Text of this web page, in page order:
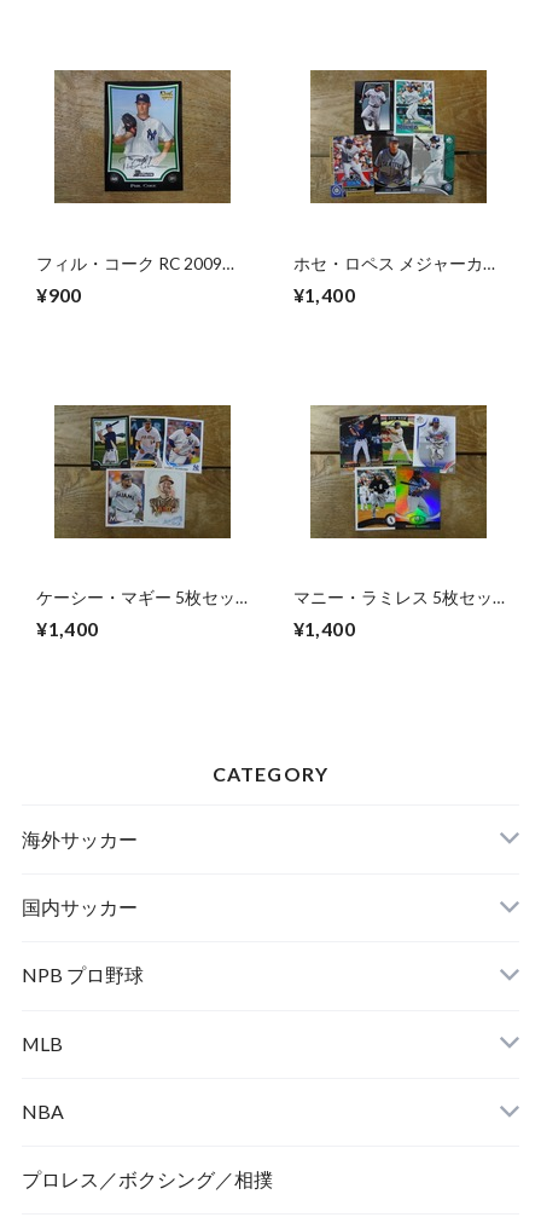
フィル・コーク RC 2009
¥900
ホセ・ロペス メジャーカー
¥1,400
ケーシー・マギー 5枚セッ
¥1,400
マニー・ラミレス 5枚セッ
¥1,400
CATEGORY
海外サッカー
国内サッカー
NPB プロ野球
MLB
NBA
プロレス／ボクシング／相撲